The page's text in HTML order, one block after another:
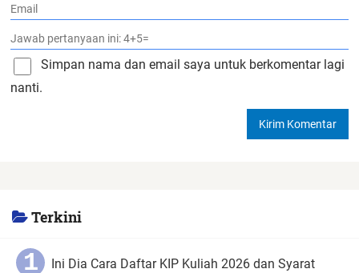
Simpan nama dan email saya untuk berkomentar lagi
nanti.
Terkini
Ini Dia Cara Daftar KIP Kuliah 2026 dan Syarat